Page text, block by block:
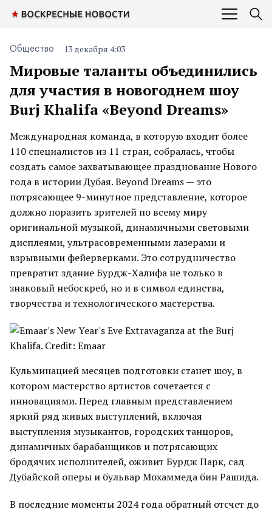
Мировые таланты объединились
для участия в новогоднем шоу
Burj Khalifa «Beyond Dreams»
Общество 13 декабря 4:03
Международная команда, в которую входит более
110 специалистов из 11 стран, собралась, чтобы
создать самое захватывающее празднование Нового
года в истории Дубая. Beyond Dreams — это
потрясающее 9-минутное представление, которое
должно поразить зрителей по всему миру
оригинальной музыкой, динамичными световыми
дисплеями, ультрасовременными лазерами и
взрывными фейерверками. Это сотрудничество
превратит здание Бурдж-Халифа не только в
знаковый небоскреб, но и в символ единства,
творчества и технологического мастерства.
Кульминацией месяцев подготовки станет шоу, в
котором мастерство артистов сочетается с
инновациями. Перед главным представлением
яркий ряд живых выступлений, включая
выступления музыкантов, городских танцоров,
динамичных барабанщиков и потрясающих
бродячих исполнителей, оживит Бурдж Парк, сад
Дубайской оперы и бульвар Мохаммеда бин Рашида.
В последние моменты 2024 года обратный отсчет до